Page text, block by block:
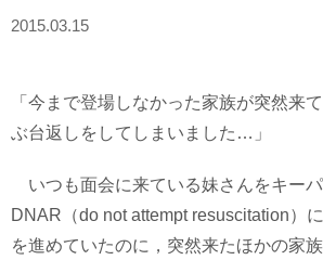
2015.03.15
「今まで登場しなかった家族が突然来
ぶ台返しをしてしまいました…」
いつも面会に来ている妹さんをキーパ
DNAR（do not attempt resuscitation）
を進めていたのに，突然来たほかの家